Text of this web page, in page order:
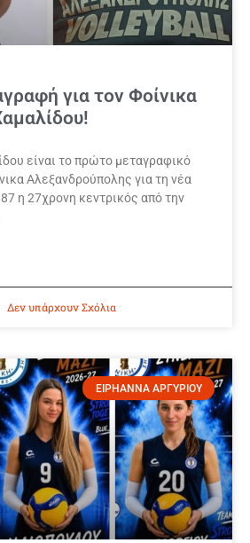
για τον Φοίνικα
είναι το πρώτο μεταγραφικό
Αλεξανδρούπολης για τη νέα
η 27χρονη κεντρικός από την
Δεν υπάρχουν Σχόλια
ΕΙΡΗΑΝΝΑ ΑΡΓΥΡΙΟΥ